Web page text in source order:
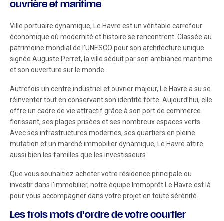
ouvrière et maritime
Ville portuaire dynamique, Le Havre est un véritable carrefour
économique où modernité et histoire se rencontrent. Classée au
patrimoine mondial de l’UNESCO pour son architecture unique
signée Auguste Perret, la ville séduit par son ambiance maritime
et son ouverture sur le monde.
Autrefois un centre industriel et ouvrier majeur, Le Havre a su se
réinventer tout en conservant son identité forte. Aujourd’hui, elle
offre un cadre de vie attractif grâce à son port de commerce
florissant, ses plages prisées et ses nombreux espaces verts.
Avec ses infrastructures modernes, ses quartiers en pleine
mutation et un marché immobilier dynamique, Le Havre attire
aussi bien les familles que les investisseurs.
Que vous souhaitiez acheter votre résidence principale ou
investir dans l’immobilier, notre équipe Immoprêt Le Havre est là
pour vous accompagner dans votre projet en toute sérénité.
Les trois mots d’ordre de votre courtier